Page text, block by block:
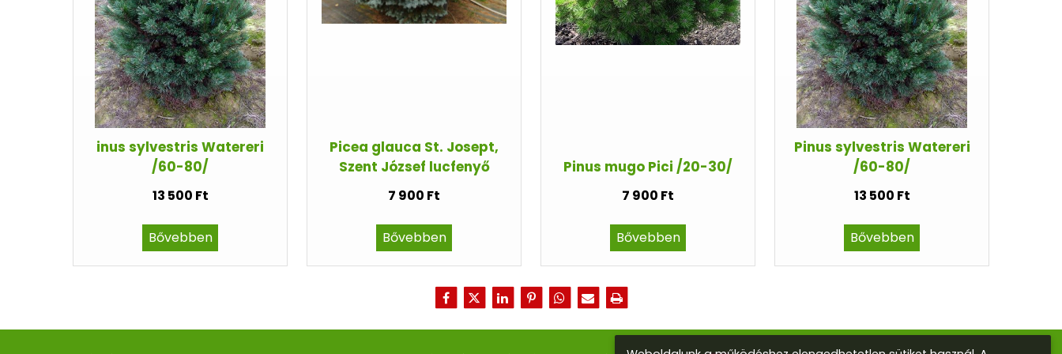
inus sylvestris Watereri
/60-80/
13 500 Ft
Bővebben
Picea glauca St. Josept,
Szent József lucfenyő
7 900 Ft
Bővebben
Pinus mugo Pici /20-30/
7 900 Ft
Bővebben
Pinus sylvestris Watereri
/60-80/
13 500 Ft
Bővebben